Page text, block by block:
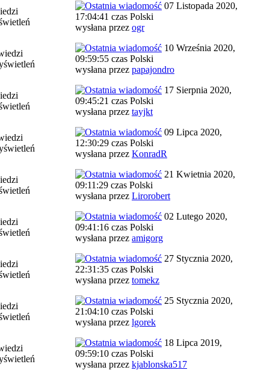
07 Listopada 2020,
17:04:41 czas Polski
wysłana przez ogr
10 Września 2020,
09:59:55 czas Polski
wysłana przez papajondro
17 Sierpnia 2020,
09:45:21 czas Polski
wysłana przez tayjkt
09 Lipca 2020,
12:30:29 czas Polski
wysłana przez KonradR
21 Kwietnia 2020,
09:11:29 czas Polski
wysłana przez Lirorobert
02 Lutego 2020,
09:41:16 czas Polski
wysłana przez amigorg
27 Stycznia 2020,
22:31:35 czas Polski
wysłana przez tomekz
25 Stycznia 2020,
21:04:10 czas Polski
wysłana przez lgorek
18 Lipca 2019,
09:59:10 czas Polski
wysłana przez kjablonska517